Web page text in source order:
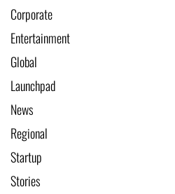
Corporate
Entertainment
Global
Launchpad
News
Regional
Startup
Stories